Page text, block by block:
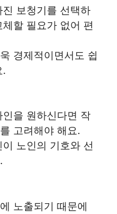
보청기를 선택하
할 필요가 없어 편
경제적이면서도 쉽
.
을 원하신다면 작
고려해야 해요.
노인의 기호와 선
노출되기 때문에